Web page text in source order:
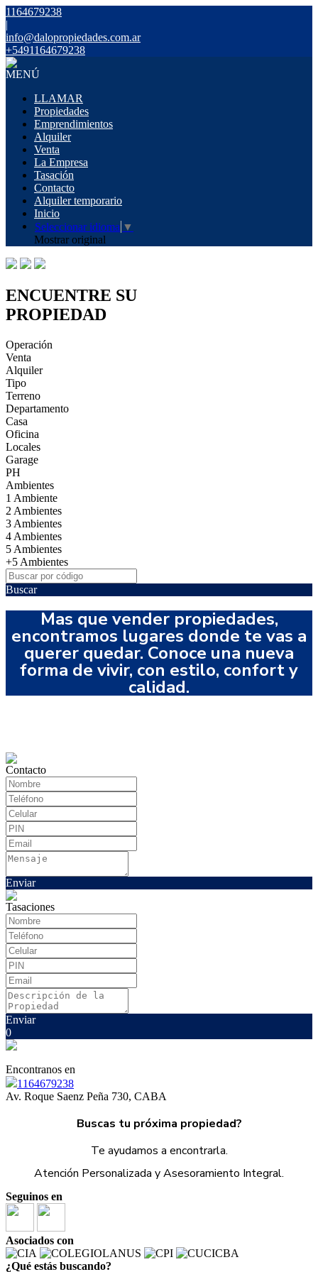
1164679238
|
info@dalopropiedades.com.ar
+5491164679238
MENÚ
LLAMAR
Propiedades
Emprendimientos
Alquiler
Venta
La Empresa
Tasación
Contacto
Alquiler temporario
Inicio
Seleccionar idioma ▼
Mostrar original
ENCUENTRE SU
PROPIEDAD
Operación
Venta
Alquiler
Tipo
Terreno
Departamento
Casa
Oficina
Locales
Garage
PH
Ambientes
1 Ambiente
2 Ambientes
3 Ambientes
4 Ambientes
5 Ambientes
+5 Ambientes
Buscar
Mas que vender propiedades,
encontramos lugares donde te vas a
querer quedar. Conoce una nueva
forma de vivir, con estilo, confort y
calidad.
Contacto
Enviar
Tasaciones
Enviar
0
Encontranos en
1164679238
Av. Roque Saenz Peña 730, CABA
Buscas tu próxima propiedad?
Te ayudamos a encontrarla.
Atención Personalizada y Asesoramiento Integral.
Seguinos en
Asociados con
¿Qué estás buscando?